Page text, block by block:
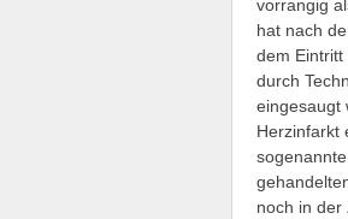
vorrangig
hat nach
dem Eintritt
durch
eingesaugt
Herzinfarkt
noch in der